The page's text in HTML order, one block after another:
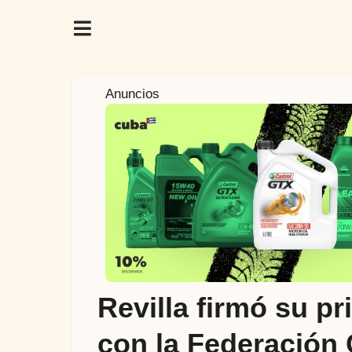
ñ
o
a
Anuncios
Revilla firmó su
con la Federación